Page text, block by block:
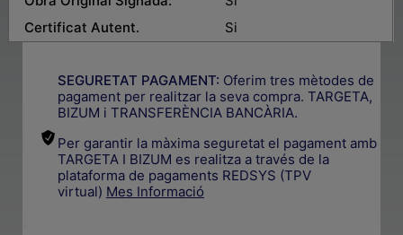
Certificat Autent.
Si
SEGURETAT PAGAMENT: Oferim tres mètodes de
pagament per realitzar la seva compra. TARGETA,
BIZUM i TRANSFERÈNCIA BANCÀRIA.
Per garantir la màxima seguretat el pagament amb
TARGETA I BIZUM es realitza a través de la
plataforma de pagaments REDSYS (TPV
virtual) Mes Informació